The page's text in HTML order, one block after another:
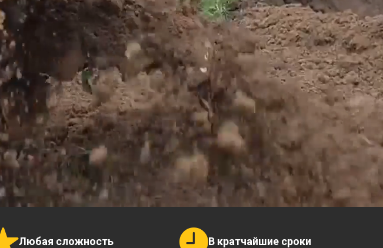
Любая сложность В кратчайшие сроки